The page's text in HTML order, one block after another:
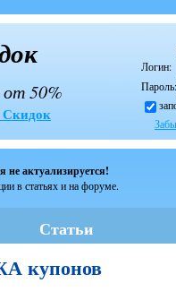
Логин:
Пароль:
от 50%
актуализируется!
в статьях и на форуме.
Статьи
купонов